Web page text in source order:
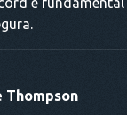
Thompson